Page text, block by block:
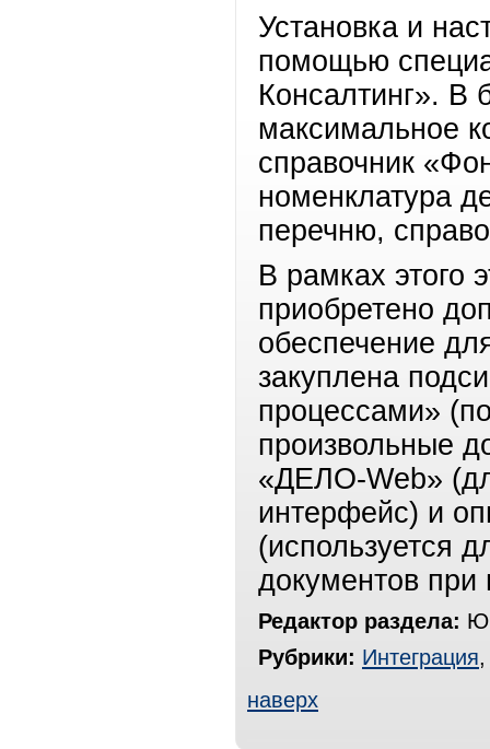
Установка и
помощью
Консалтинг». В
максимальное
справочник
номенклатура
перечню,
В рамках этого
приобретено
обеспечение
закуплена
процессами»
произвольные
«ДЕЛО-Web»
интерфейс) и
(используется
документов при
Редактор раздела:
Рубрики: Интеграция
наверх